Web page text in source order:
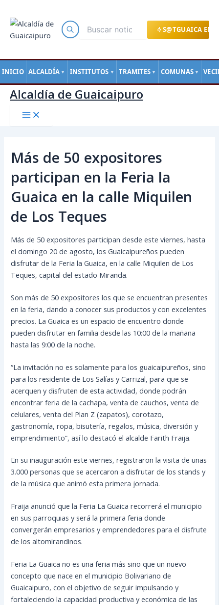
S@TGUAICA EN
INICIO ALCALDÍA ▼ INSTITUTOS ▼ TRAMITES ▼ COMUNAS ▼
contenido
Alcaldía de Guaicaipuro
Más de 50 expositores
participan en la Feria la
Guaica en la calle Miquilen
de Los Teques
Más de 50 expositores participan desde este viernes, hasta
el domingo 20 de agosto, los Guaicaipureños pueden
disfrutar de la Feria la Guaica, en la calle Miquilen de Los
Teques, capital del estado Miranda.
Son más de 50 expositores los que se encuentran presentes
en la feria, dando a conocer sus productos y con excelentes
precios. La Guaica es un espacio de encuentro donde
pueden disfrutar en familia desde las 10:00 de la mañana
hasta las 9:00 de la noche.
“La invitación no es solamente para los guaicaipureños, sino
para los residente de Los Salías y Carrizal, para que se
acerquen y disfruten de esta actividad, donde podrán
encontrar feria de la cachapa, venta de cauchos, venta de
celulares, venta del Plan Z (zapatos), corotazo,
gastronomía, ropa, bisutería, regalos, música, diversión y
emprendimiento”, así lo destacó el alcalde Farith Fraija.
En su inauguración este viernes, registraron la visita de unas
3.000 personas que se acercaron a disfrutar de los stands y
de la música que animó esta primera jornada.
Fraija anunció que la Feria La Guaica recorrerá el municipio
en sus parroquias y será la primera feria donde
convergerán empresarios y emprendedores para el disfrute
de los altomirandinos.
Feria La Guaica no es una feria más sino que un nuevo
concepto que nace en el municipio Bolivariano de
Guaicaipuro, con el objetivo de seguir impulsando y
fortaleciendo la capacidad productiva y económica de las
de
entradas